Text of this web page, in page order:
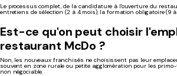
Le processus complet, de la candidature à l'ouverture du
entretiens de sélection (2 à 4 mois), la formation obligatoire (9
Est-ce qu'on peut choisir
restaurant McDo ?
Non, les nouveaux franchisés ne choisissent pas leur
souvent en zone rurale ou petite agglomération pour les
non négociable.